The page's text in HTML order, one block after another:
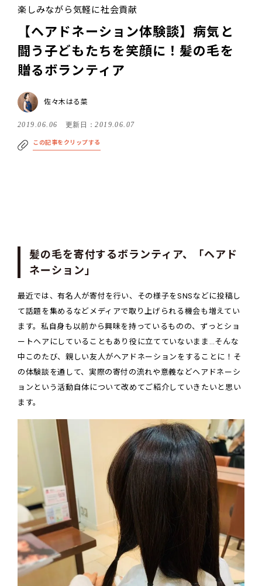
楽しみながら気軽に社会貢献
【ヘアドネーション体験談】病気と
闘う子どもたちを笑顔に！髪の毛を
贈るボランティア
佐々木はる菜
2019.06.06 更新日：2019.06.07
この記事をクリップする
髪の毛を寄付するボランティア、「ヘアド
ネーション」
最近では、有名人が寄付を行い、その様子をSNSなどに投稿し
て話題を集めるなどメディアで取り上げられる機会も増えてい
ます。私自身も以前から興味を持っているものの、ずっとショ
ートヘアにしていることもあり役に立てていないまま…そんな
中このたび、親しい友人がヘアドネーションをすることに！そ
の体験談を通して、実際の寄付の流れや意義などヘアドネーシ
ョンという活動自体について改めてご紹介していきたいと思い
ます。